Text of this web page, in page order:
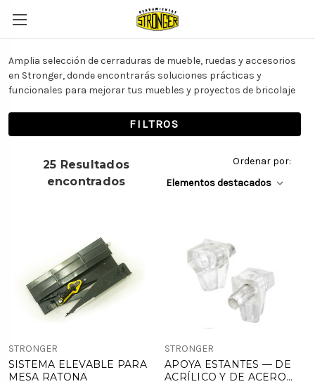
Amplia selección de cerraduras de mueble, ruedas y accesorios
en Stronger, donde encontrarás soluciones prácticas y
funcionales para mejorar tus muebles y proyectos de bricolaje
25 Resultados
encontrados
Ordenar por:
FILTROS
STRONGER
SISTEMA ELEVABLE PARA
MESA RATONA
STRONGER
APOYA ESTANTES — DE
ACRÍLICO Y DE ACERO